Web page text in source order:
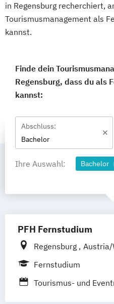
in Regensburg recherchiert,
Tourismusmanagement als
kannst.
Finde dein
Regensburg, dass du als
kannst:
Abschluss:
Bachelor
Ihre Auswahl: Bachelor
PFH Fernstudium
Regensburg Austria/
Bielefeld
Friedrichshafen
Fernstudium
Tourismus- und